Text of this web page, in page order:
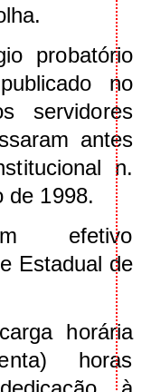
probatório
no
servidores
antes
n.
de 1998.
efetivo
Estadual de
horária
horas